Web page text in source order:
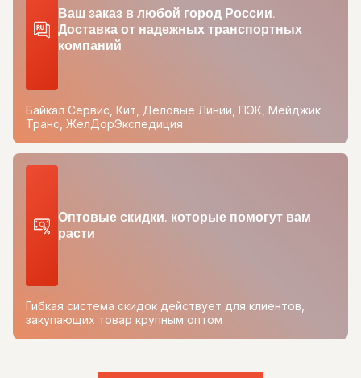
Ваш заказ в любой город России.
Доставка от надежных транспортных
компаний
Байкал Сервис, Кит, Деловые Линии, ПЭК, Мейджик
Транс, ЖелДорЭкспедиция
Оптовые скидки, которые помогут вам
расти
Гибкая система скидок действует для клиентов,
закупающих товар крупным оптом